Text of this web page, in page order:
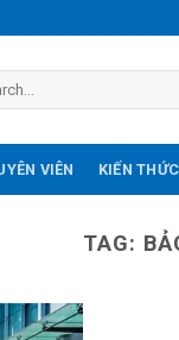
VIÊN KIẾN
TAG: